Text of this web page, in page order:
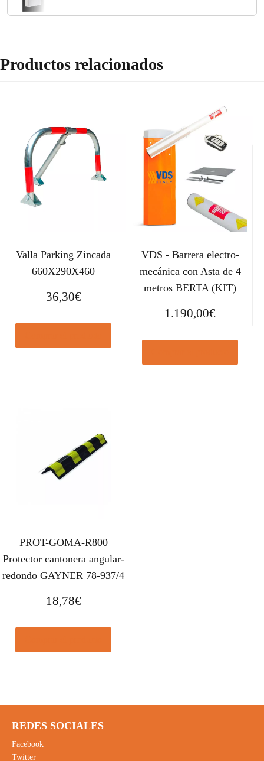
Productos relacionados
Valla Parking Zincada
660X290X460
36,30€
VDS - Barrera electro-
mecánica con Asta de 4
metros BERTA (KIT)
1.190,00€
PROT-GOMA-R800
Protector cantonera angular-
redondo GAYNER 78-937/4
18,78€
REDES SOCIALES
Facebook
Twitter